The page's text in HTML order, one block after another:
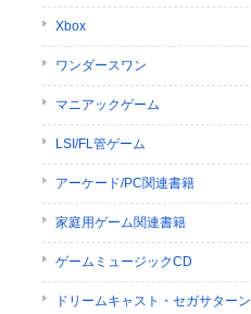
Xbox
ワンダースワン
マニアックゲーム
LSI/FL管ゲーム
アーケード/PC関連書籍
家庭用ゲーム関連書籍
ゲームミュージックCD
ドリームキャスト・セガサターン